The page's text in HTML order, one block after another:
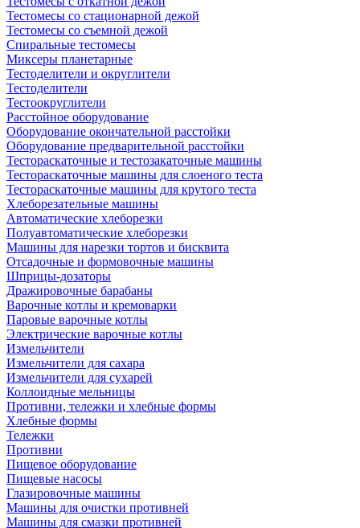
Тестомесы со стационарной дежой
Тестомесы со съемной дежой
Спиральные тестомесы
Миксеры планетарные
Тестоделители и округлители
Тестоделители
Тестоокруглители
Расстойное оборудование
Оборудование окончательной расстойки
Оборудование предварительной расстойки
Тестораскаточные и тестозакаточные машины
Тестораскаточные машины для слоеного теста
Тестораскаточные машины для крутого теста
Хлеборезательные машины
Автоматические хлеборезки
Полуавтоматические хлеборезки
Машины для нарезки тортов и бисквита
Отсадочные и формовочные машины
Шприцы-дозаторы
Дражировочные барабаны
Варочные котлы и кремоварки
Паровые варочные котлы
Электрические варочные котлы
Измельчители
Измельчители для сахара
Измельчители для сухарей
Коллоидные мельницы
Противни, тележки и хлебные формы
Хлебные формы
Тележки
Противни
Пищевое оборудование
Пищевые насосы
Глазировочные машины
Машины для очистки противней
Машины для смазки противней